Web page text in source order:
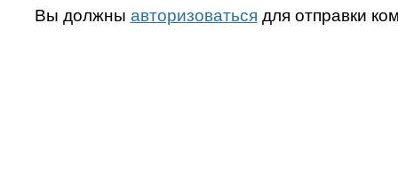
Вы должны авторизоваться для отправки